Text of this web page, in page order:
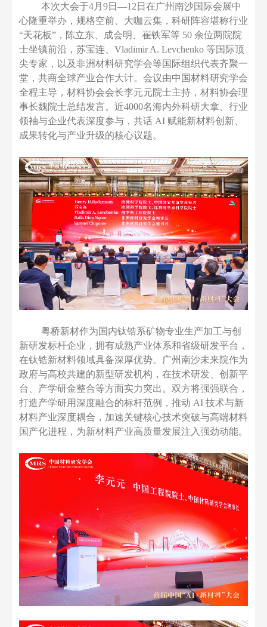
本次大会于4月9日—12日在广州南沙国际会展中
心隆重举办， 规格空前、大咖云集，科研阵容堪称行业
“天花板”，陈立东、成会明、崔铁军等 50 余位两院院
士坐镇前沿，苏宝连、Vladimir A. Levchenko 等国际顶
尖专家，以及非洲材料研究学会等国际组织代表齐聚一
堂，共商全球产业合作大计。会议由中国材料研究学会
全程主导，材料协会会长李元元院士主持，材料协会理
事长魏院士总结发言。近4000名海内外科研大拿、行业
领袖与企业代表深度参与，共话 AI 赋能新材料创新、
成果转化与产业升级的核心议题。
粤桥新材作为国内钛锆系矿物专业生产加工与创
新研发标杆企业，拥有成熟产业体系和省级研发平台，
在钛锆新材料领域具备深厚优势。广州南沙未来院作为
政府与高校共建的新型研发机构，在技术研发、创新平
台、产学研金整合等方面实力突出。双方将强强联合，
打造产学研用深度融合的标杆范例，推动 AI 技术与新
材料产业深度耦合，加速关键核心技术突破与高端材料
国产化进程，为新材料产业高质量发展注入强劲动能。